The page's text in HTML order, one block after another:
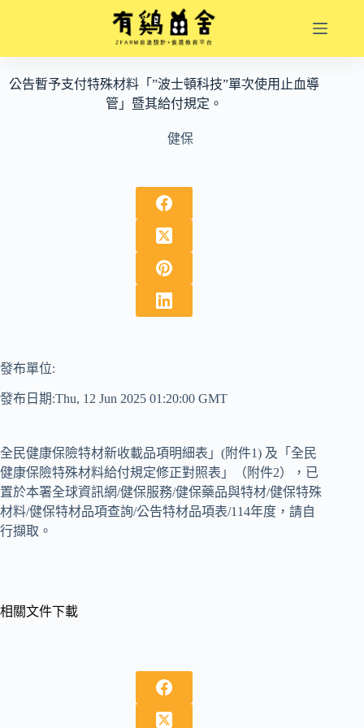
內公告暫予支付特殊材料「”波士頓科技”單次使用止血導
管」暨其給付規定。
健保
發布單位:
發布日期:Thu, 12 Jun 2025 01:20:00 GMT
全民健康保險特材新收載品項明細表」(附件1) 及「全民
健康保險特殊材料給付規定修正對照表」（附件2），已
置於本署全球資訊網/健保服務/健保藥品與特材/健保特殊
材料/健保特材品項查詢/公告特材品項表/114年度，請自
行擷取。
相關文件下載